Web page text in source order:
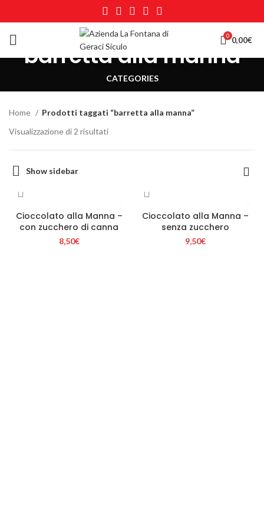
0 0,00€
barretta alla manna
CATEGORIES
Home
Prodotti taggati “barretta alla manna”
Visualizzazione di 2 risultati
Show sidebar
Cioccolato alla Manna –
con zucchero di canna
8,50€
Cioccolato alla Manna –
senza zucchero
9,50€